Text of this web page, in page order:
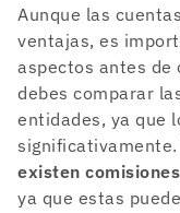
Aunque las
ventajas, es
aspectos antes de
debes comparar
entidades, ya que
significativamente.
existen
ya que estas